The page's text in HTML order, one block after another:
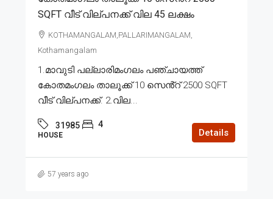
SQFT വീട് വില്പനക്ക് വില 45 ലക്ഷം
KOTHAMANGALAM,PALLARIMANGALAM,
Kothamangalam
1.മാവുടി പല്ലാരിമംഗലം പഞ്ചായത്ത്
കോതമംഗലം താലൂക്ക് 10 സെൻ്റ് 2500 SQFT
വീട് വില്പനക്ക്. 2.വില...
31985 4
HOUSE Details
57 years ago